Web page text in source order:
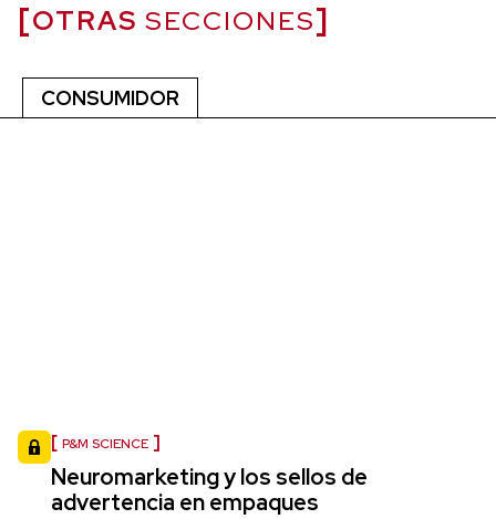
OTRAS SECCIONES
CONSUMIDOR
P&M SCIENCE
Neuromarketing y los sellos de
advertencia en empaques